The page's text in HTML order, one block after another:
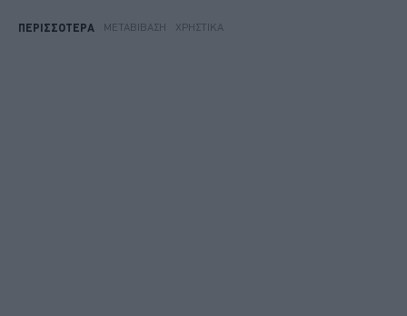
ΠΕΡΙΣΣΟΤΕΡΑ ΜΕΤΑΒΊΒΑΣΗ ΧΡΗΣΤΙΚΆ